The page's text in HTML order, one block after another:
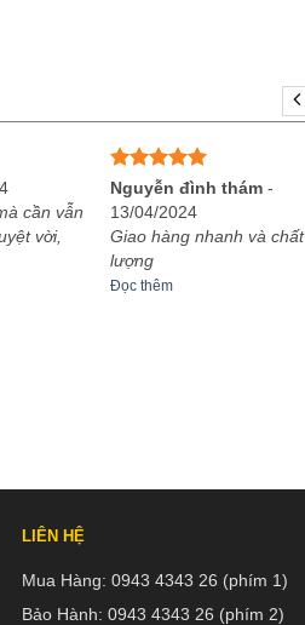
cần vẫn
vời,
Được xếp
hạng55
sao
Nguyễn đình thám-
13/04/2024
Giao hàng nhanh và chất
lượng
Đọc thêm
LIÊN HỆ
Mua Hàng:0943 4343 26 (phím 1)
Bảo Hành:0943 4343 26 (phím 2)